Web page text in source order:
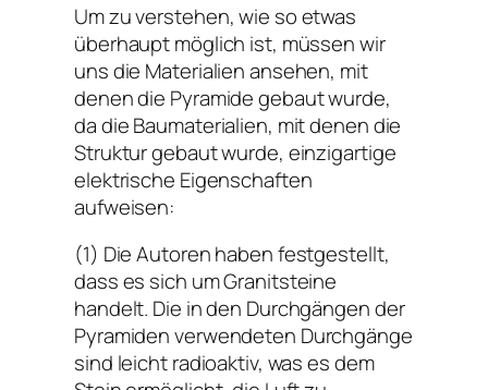
Um zu verstehen, wie so etwas
überhaupt möglich ist, müssen wir
uns die Materialien ansehen, mit
denen die Pyramide gebaut wurde,
da die Baumaterialien, mit denen die
Struktur gebaut wurde, einzigartige
elektrische Eigenschaften
aufweisen:
(1) Die Autoren haben festgestellt,
dass es sich um Granitsteine ​​
handelt. Die in den Durchgängen der
Pyramiden verwendeten Durchgänge
sind leicht radioaktiv, was es dem